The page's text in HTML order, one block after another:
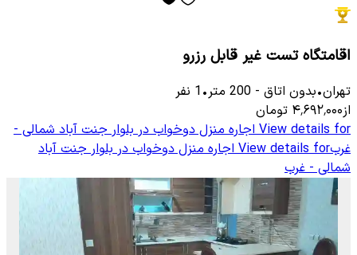
اقامتگاه تست غیر قابل رزرو
تهران•بدون اتاق -
200 متر•
1 نفر
از۴٬۶۹۲٬۰۰۰ تومان
View details for اجاره منزل دوخواب در بلوار جنت آباد شمالی -
غربView details for اجاره منزل دوخواب در بلوار جنت آباد
شمالی - غرب